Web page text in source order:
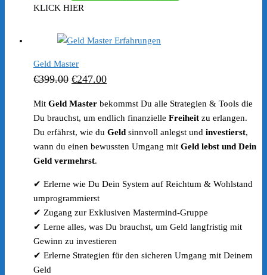
KLICK HIER
Geld Master
€399.00 Ursprünglicher
€399.00
€247.00Aktueller
€247.00.
Mit Geld Master bekommst Du alle Strategien & Tools die
Du brauchst, um endlich finanzielle Freiheit zu erlangen.
Du erfährst, wie du Geld sinnvoll anlegst und investierst,
wann du einen bewussten Umgang mit Geld lebst und Dein
Geld vermehrst.
✔ Erlerne wie Du Dein System auf Reichtum & Wohlstand
umprogrammierst
✔ Zugang zur Exklusiven Mastermind-Gruppe
✔ Lerne alles, was Du brauchst, um Geld langfristig mit
Gewinn zu investieren
✔ Erlerne Strategien für den sicheren Umgang mit Deinem
Geld